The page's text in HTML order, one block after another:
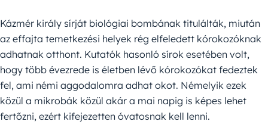
Kázmér király sírját biológiai bombának titulálták, miután
az effajta temetkezési helyek rég elfeledett kórokozóknak
adhatnak otthont. Kutatók hasonló sírok esetében volt,
hogy több évezrede is életben lévő kórokozókat fedeztek
fel, ami némi aggodalomra adhat okot. Némelyik ezek
közül a mikrobák közül akár a mai napig is képes lehet
fertőzni, ezért kifejezetten óvatosnak kell lenni.